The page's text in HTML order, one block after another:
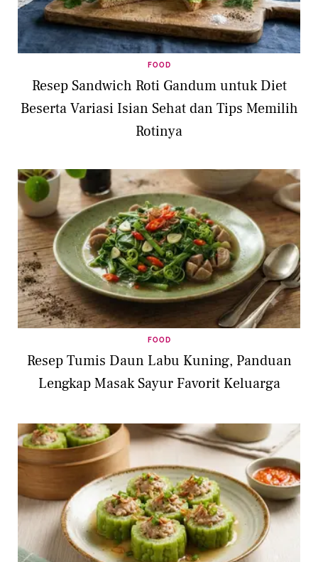
FOOD
Resep Sandwich Roti Gandum untuk Diet
Beserta Variasi Isian Sehat dan Tips Memilih
Rotinya
FOOD
Resep Tumis Daun Labu Kuning, Panduan
Lengkap Masak Sayur Favorit Keluarga